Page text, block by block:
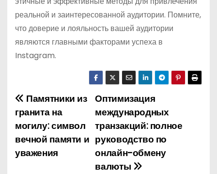
реальной и заинтересованной аудитории. Помните,
что доверие и лояльность вашей аудитории
являются главными факторами успеха в
Instagram.
Н
а
в
и
Оптимизация
международных
транзакций: полное
руководство по
онлайн-обмену
валюты
Памятники из
гранита на
могилу: символ
вечной памяти и
уважения